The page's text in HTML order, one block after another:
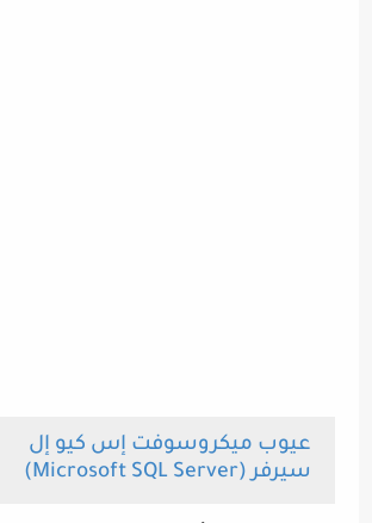
عيوب ميكروسوفت إس كيو إل
سيرفر (Microsoft SQL Server)